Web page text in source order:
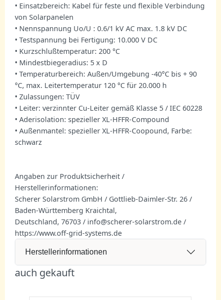
• Einsatzbereich: Kabel für feste und flexible Verbindung
von Solarpanelen
• Nennspannung Uo/U : 0.6/1 kV AC max. 1.8 kV DC
• Testspannung bei Fertigung: 10.000 V DC
• Kurzschlußtemperatur: 200 °C
• Mindestbiegeradius: 5 x D
• Temperaturbereich: Außen/Umgebung -40°C bis + 90
°C, max. Leitertemperatur 120 °C für 20.000 h
• Zulassungen: TÜV
• Leiter: verzinnter Cu-Leiter gemäß Klasse 5 / IEC 60228
• Aderisolation: spezieller XL-HFFR-Compound
• Außenmantel: spezieller XL-HFFR-Coopound, Farbe:
schwarz
Angaben zur Produktsicherheit /
Herstellerinformationen:
Scherer Solarstrom GmbH / Gottlieb-Daimler-Str. 26 /
Baden-Württemberg Kraichtal,
Deutschland, 76703 / info@scherer-solarstrom.de /
https://www.off-grid-systems.de
Herstellerinformationen
auch gekauft